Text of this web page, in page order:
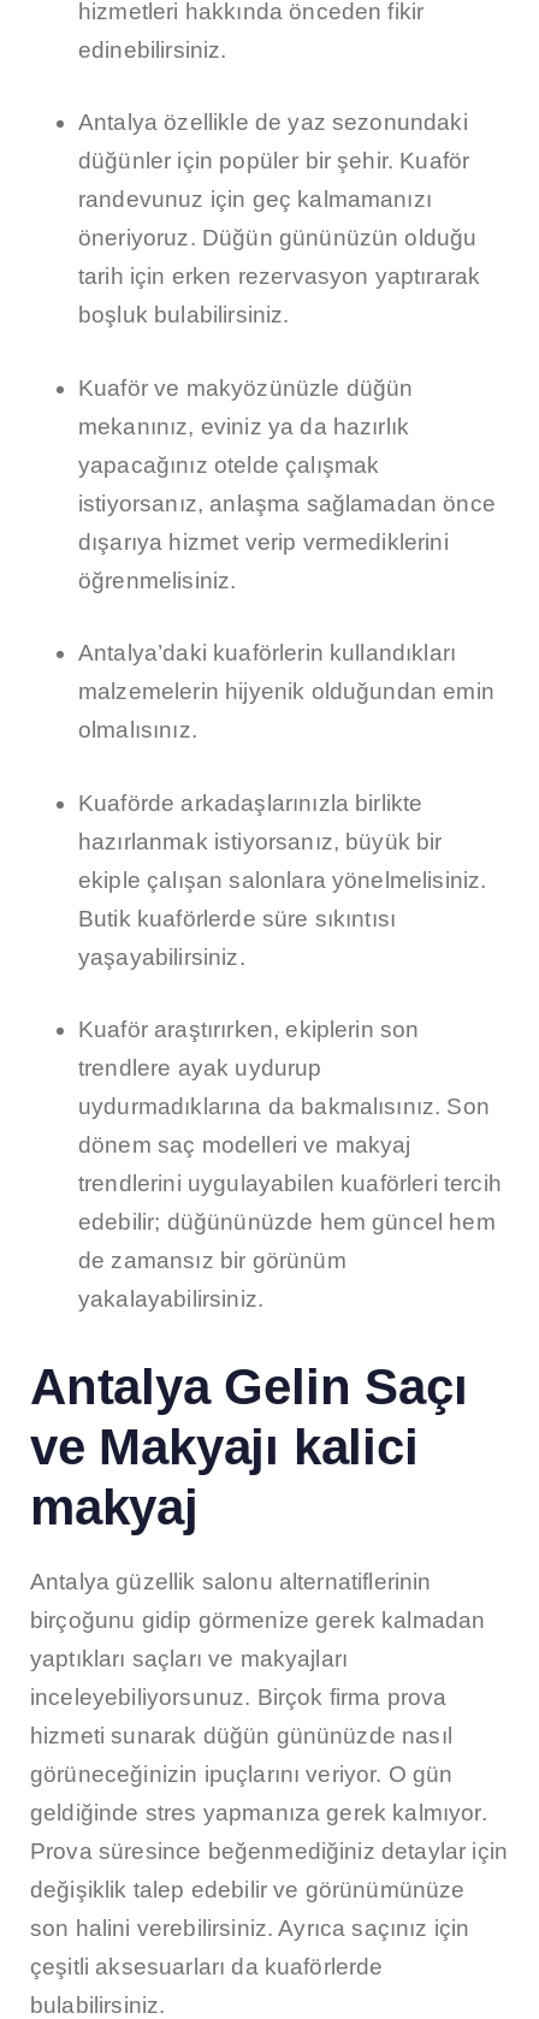
hizmetleri hakkında önceden fikir
edinebilirsiniz.
Antalya özellikle de yaz sezonundaki
düğünler için popüler bir şehir. Kuaför
randevunuz için geç kalmamanızı
öneriyoruz. Düğün gününüzün olduğu
tarih için erken rezervasyon yaptırarak
boşluk bulabilirsiniz.
Kuaför ve makyözünüzle düğün
mekanınız, eviniz ya da hazırlık
yapacağınız otelde çalışmak
istiyorsanız, anlaşma sağlamadan önce
dışarıya hizmet verip vermediklerini
öğrenmelisiniz.
Antalya’daki kuaförlerin kullandıkları
malzemelerin hijyenik olduğundan emin
olmalısınız.
Kuaförde arkadaşlarınızla birlikte
hazırlanmak istiyorsanız, büyük bir
ekiple çalışan salonlara yönelmelisiniz.
Butik kuaförlerde süre sıkıntısı
yaşayabilirsiniz.
Kuaför araştırırken, ekiplerin son
trendlere ayak uydurup
uydurmadıklarına da bakmalısınız. Son
dönem saç modelleri ve makyaj
trendlerini uygulayabilen kuaförleri tercih
edebilir; düğününüzde hem güncel hem
de zamansız bir görünüm
yakalayabilirsiniz.
Antalya Gelin Saçı
ve Makyajı kalici
makyaj
Antalya güzellik salonu alternatiflerinin
birçoğunu gidip görmenize gerek kalmadan
yaptıkları saçları ve makyajları
inceleyebiliyorsunuz. Birçok firma prova
hizmeti sunarak düğün gününüzde nasıl
görüneceğinizin ipuçlarını veriyor. O gün
geldiğinde stres yapmanıza gerek kalmıyor.
Prova süresince beğenmediğiniz detaylar için
değişiklik talep edebilir ve görünümünüze
son halini verebilirsiniz. Ayrıca saçınız için
çeşitli aksesuarları da kuaförlerde
bulabilirsiniz.